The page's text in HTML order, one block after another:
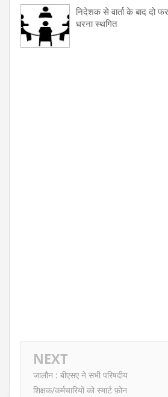
निदेशक से वार्ता के बाद दो
धरना स्थगित
NEXT
जालौन : बीएसए ने सभी परिषदीय
शिक्षक/कर्मचारियों को स्मार्ट फ़ोन